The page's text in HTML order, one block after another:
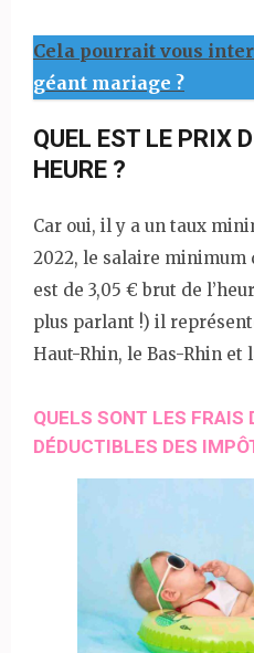
Cela pourrait vous
géant mariage ?
QUEL EST LE PRIX
HEURE ?
Car oui, il y a un taux
2022, le salaire minimum
est de 3,05 € brut de
plus parlant !) il
Haut-Rhin, le Bas-Rhin et
QUELS SONT LES FRAIS
DÉDUCTIBLES DES